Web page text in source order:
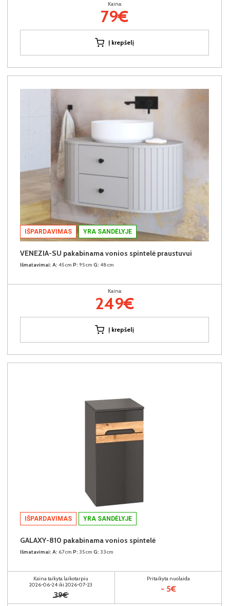
Kaina:
79€
Į krepšelį
IŠPARDAVIMAS YRA SANDĖLYJE
VENEZIA-SU pakabinama vonios spintelė praustuvui
Išmatavimai: A: 45cm P: 95cm G: 48cm
Kaina:
249€
Į krepšelį
IŠPARDAVIMAS YRA SANDĖLYJE
GALAXY-810 pakabinama vonios spintelė
Išmatavimai: A: 67cm P: 35cm G: 33cm
Kaina taikyta laikotarpiu
2026-06-24 iki 2026-07-23
39€
Pritaikyta nuolaida
- 5€